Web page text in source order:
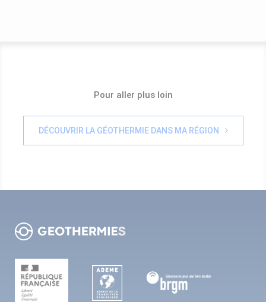
Pour aller plus loin
DÉCOUVRIR LA GÉOTHERMIE DANS MA RÉGION